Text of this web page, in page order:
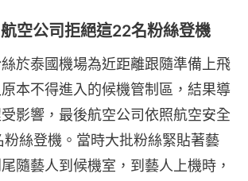
空公司拒絕這22名粉絲登機
絲於泰國機場為近距離跟隨準備上飛
本不得進入的候機管制區，結果導
影響，最後航空公司依照航空安全
絲登機。當時大批粉絲緊貼著藝
隨藝人到候機室，到藝人上機時，